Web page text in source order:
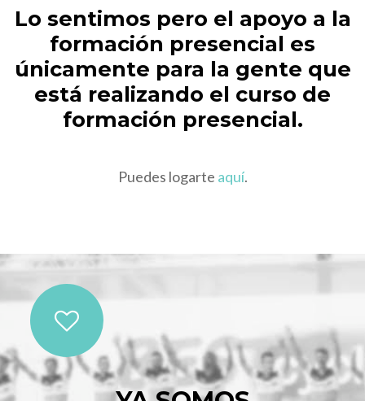
Lo sentimos pero el apoyo a la
formación presencial es
únicamente para la gente que
está realizando el curso de
formación presencial.
Puedes logarte aquí.